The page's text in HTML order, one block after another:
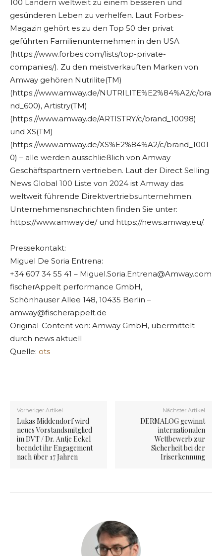
100 Ländern weltweit zu einem besseren und
gesünderen Leben zu verhelfen. Laut Forbes-
Magazin gehört es zu den Top 50 der privat
geführten Familienunternehmen in den USA
(https://www.forbes.com/lists/top-private-
companies/). Zu den meistverkauften Marken von
Amway gehören Nutrilite(TM)
(https://www.amway.de/NUTRILITE%E2%84%A2/c/bra
nd_600), Artistry(TM)
(https://www.amway.de/ARTISTRY/c/brand_10098)
und XS(TM)
(https://www.amway.de/XS%E2%84%A2/c/brand_1001
0) – alle werden ausschließlich von Amway
Geschäftspartnern vertrieben. Laut der Direct Selling
News Global 100 Liste von 2024 ist Amway das
weltweit führende Direktvertriebsunternehmen.
Unternehmensnachrichten finden Sie unter:
https://www.amway.de/ und https://news.amway.eu/.
Pressekontakt:
Miguel De Soria Entrena:
+34 607 34 55 41 – Miguel.Soria.Entrena@Amway.com
fischerAppelt performance GmbH,
Schönhauser Allee 148, 10435 Berlin –
amway@fischerappelt.de
Original-Content von: Amway GmbH, übermittelt
durch news aktuell
Quelle: ots
Vorheriger Artikel
Lukas Middendorf wird
neues Vorstandsmitglied
im DVT / Dr. Antje Eckel
beendet ihr Engagement
nach über 17 Jahren
Nächster Artikel
DERMALOG gewinnt
internationalen
Wettbewerb zur
Sicherheit bei der
Iriserkennung